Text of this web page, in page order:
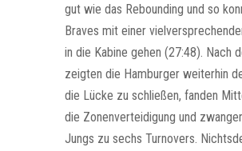
gut wie das Rebounding und so
Braves mit einer
in die Kabine gehen (27:48). Nach
zeigten die Hamburger weiterhin
die Lücke zu schließen, fanden
die Zonenverteidigung und
Jungs zu sechs Turnovers.